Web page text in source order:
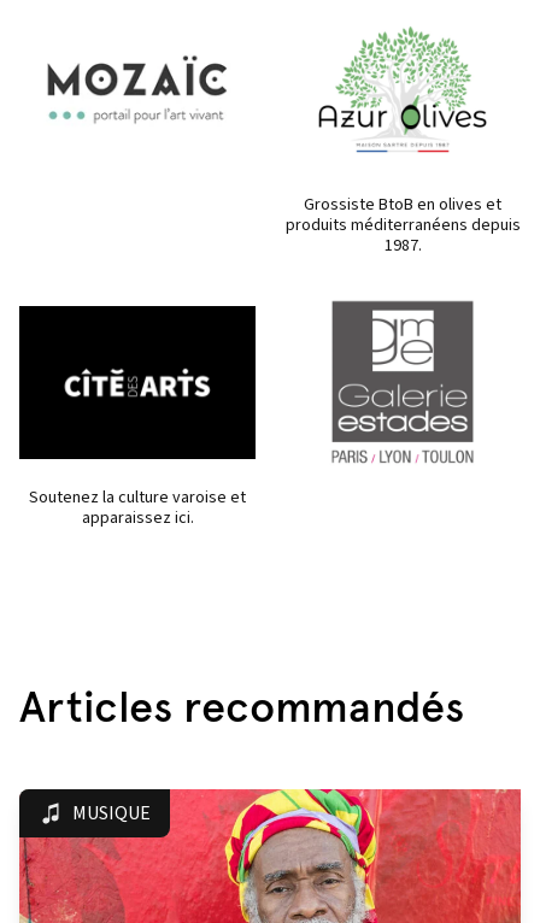
Grossiste BtoB en olives et
produits méditerranéens depuis
1987.
Soutenez la culture varoise et
apparaissez ici.
Articles recommandés
MUSIQUE